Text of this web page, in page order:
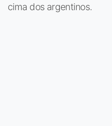
cima dos argentinos.